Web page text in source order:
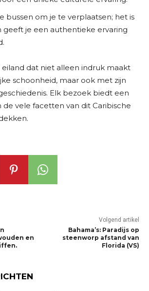
bussen om je te verplaatsen; het is
geeft je een authentieke ervaring
eiland dat niet alleen indruk maakt
schoonheid, maar ook met zijn
Elk bezoek biedt een
de vele facetten van dit Caribische
en
Volgend artikel
Bahama’s: Paradijs op
steenworp afstand van
Florida (VS)